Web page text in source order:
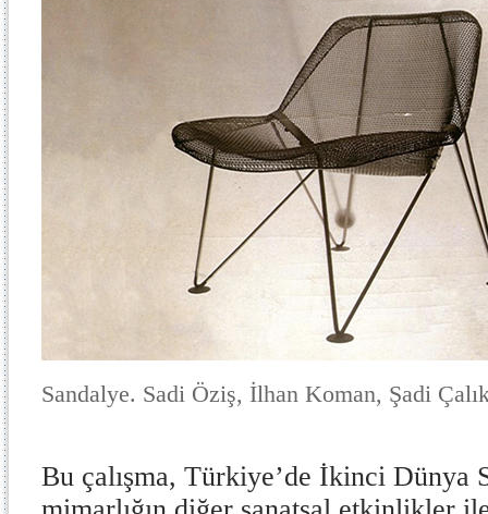
Sandalye. Sadi Öziş, İlhan Koman, Şadi
Bu çalışma, Türkiye’de İkinci Dünya